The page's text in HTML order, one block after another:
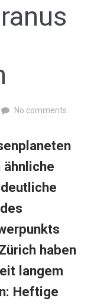
No comments
ähnliche
haben
langem
Heftige